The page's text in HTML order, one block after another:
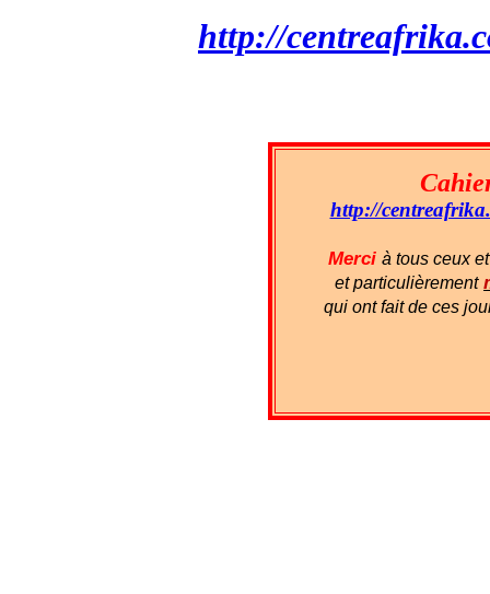
http://
http://
Merci à tous ceux
et particulièrement
qui ont fait de ces